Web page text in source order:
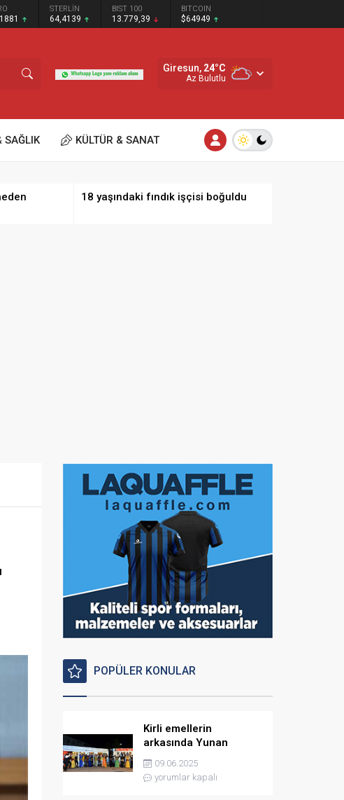
STERLİN
64,4139
BIST 100
13.779,39
BITCOIN
$64949
Giresun, 24°C
Az Bulutlu
SAĞLIK KÜLTÜR & SANAT
18 yaşındaki fındık işçisi boğuldu
POPÜLER KONULAR
Kirli emellerin
arkasında Yunan
istihbaratı var
09.06.2025
yorumlar kapalı